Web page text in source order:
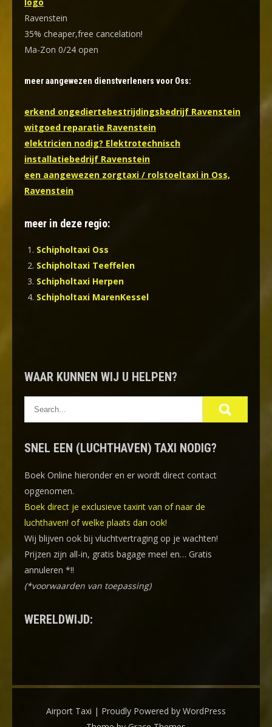
logo
Ravenstein
35% cheaper,free cancelation!
Ma-Zon 0/24 open
meer aangewezen dienstverleners voor Oss:
erkend ongediertebestrijdingsbedrijf Ravenstein
witgoed reparatie Ravenstein
elektricien nodig? Elektrotechnisch
installatiebedrijf Ravenstein
een aangewezen zorgtaxi / rolstoeltaxi in Oss,
Ravenstein
meer in deze regio:
Schipholtaxi Oss
Schipholtaxi Teeffelen
Schipholtaxi Herpen
Schipholtaxi MarenKessel
WAAR KUNNEN WIJ U HELPEN?
SNEL EEN (LUCHTHAVEN) TAXI NODIG?
Boek Online hieronder en er wordt direct contact
opgenomen.
Boek direct je exclusieve taxirit van of naar de
luchthaven! of welke plaats dan ook!
Wij blijven ook bij vluchtvertraging op je wachten!
Prijzen zijn all-in, gratis bagage mee! en… Gratis
annuleren *!!
(*voorwaarden van toepassing)
WERELDWIJD:
Airport Taxi | Proudly Powered by WordPress